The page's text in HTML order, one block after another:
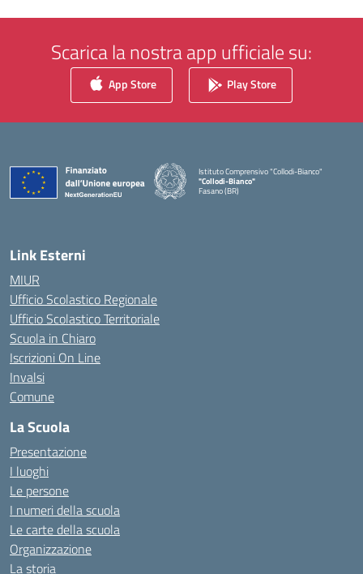
Scarica la nostra app ufficiale su:
App Store Play Store
Istituto Comprensivo "Collodi-Bianco"
"Collodi-Bianco"
Fasano (BR)
Link Esterni
MIUR
Ufficio Scolastico Regionale
Ufficio Scolastico Territoriale
Scuola in Chiaro
Iscrizioni On Line
Invalsi
Comune
La Scuola
Presentazione
I luoghi
Le persone
I numeri della scuola
Le carte della scuola
Organizzazione
La storia